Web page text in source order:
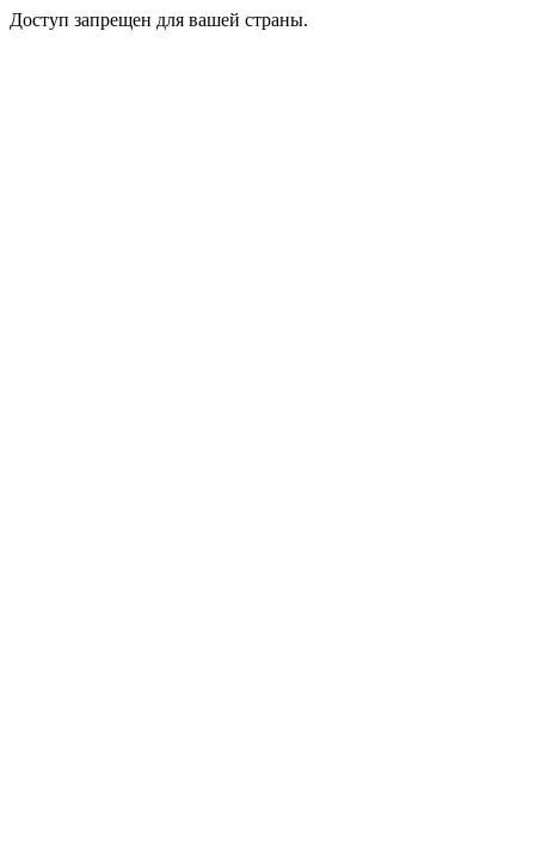
Доступ запрещен для вашей страны.